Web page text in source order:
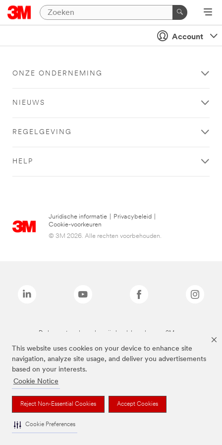
This website uses cookies on your device to enhance site
navigation, analyze site usage, and deliver you advertisements
based on your interests.
Cookie Notice
Reject Non-Essential Cookies Accept Cookies
Cookie Preferences
Account
ONZE ONDERNEMING
NIEUWS
REGELGEVING
HELP
Juridische informatie Privacybeleid
Cookie-voorkeuren
© 3M 2026. Alle rechten voorbehouden.
De bovenstaande merken zijn handelsmerken van 3M.we